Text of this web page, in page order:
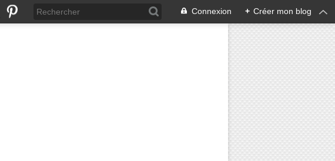
Connexion + Créer mon blog